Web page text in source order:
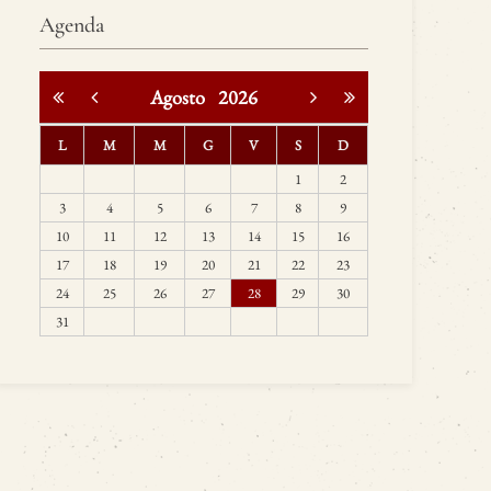
Agenda
Agosto 2026
L M M G V S
D
1
2
3
4 5 6 7 8
9
10
11 12 13 14 15
16
17
18 19 20 21 22
23
24
25 26 27 28 29
30
31